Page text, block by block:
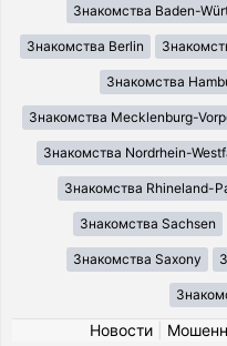
Знакомства Baden-
Знакомства Berlin
Знакомства
Знакомства Mecklenburg-
Знакомства Nordrhein-
Знакомства Rhineland-
Знакомства Sachsen
Знакомства Saxony
Новости|